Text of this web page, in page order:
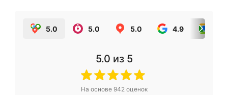
5.0 5.0 5.0 4.9
5.0 из 5
На основе 942оценок